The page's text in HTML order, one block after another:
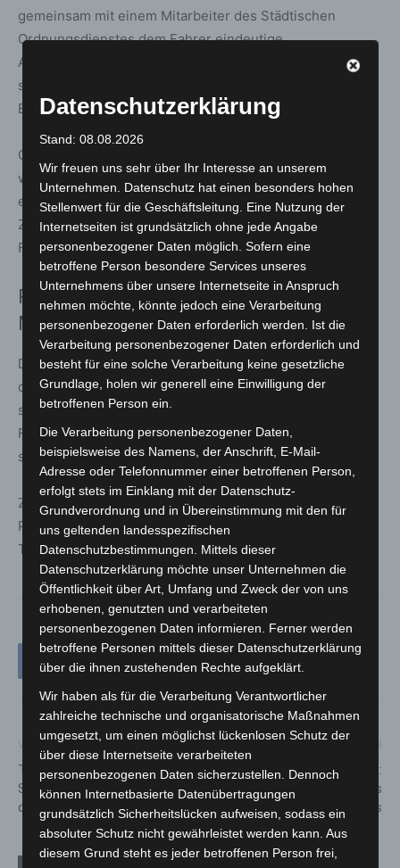
gemeinsam mit einem Mitarbeiter des Städtischen
Ordnungsdienstes dem Fahrer eindeutige
Anhaltezeichen gab. Trotz der klaren Aufforderung
stoppte der BMW erst wenige Meter vor den
Einsatzkräften.
Gegen den 18-Jährigen wurde ein Ermittlungsverfahren
wegen Gefährdung des Straßenverkehrs sowie wegen
eines verbotenen Kraftfahrzeugrennens eingeleitet.
Zudem beschlagnahmten die Einsatzkräfte seinen
Führerschein.
Polizei bittet gefährdete Passanten um
Meldung
Die Polizei sucht nun insbesondere nach Personen, die
durch das Fahrzeug gefährdet wurden und zur Seite
springen mussten. Auch mögliche Videoaufnahmen der
Fahrten könnten für die Ermittlungen von Bedeutung
sein.
Zeuginnen und Zeugen werden gebeten, sich beim
Polizeikommissariat Hannover-Limmer unter der
Telefonnummer0511 109-3915zu melden.
Vorheriger Artikel
Tempo 30 vor Gymnasium:
Stadt passt Beschilderung in
der Theodor-Heuss-Straße an
Interschutz 2026 eröffnet:
Hannover im Fokus des
Bevölkerungsschutzes
Datenschutzerklärung
Stand: 08.08.2026
Wir freuen uns sehr über Ihr Interesse an unserem
Unternehmen. Datenschutz hat einen besonders hohen
Stellenwert für die Geschäftsleitung. Eine Nutzung der
Internetseiten ist grundsätzlich ohne jede Angabe
personenbezogener Daten möglich. Sofern eine
betroffene Person besondere Services unseres
Unternehmens über unsere Internetseite in Anspruch
nehmen möchte, könnte jedoch eine Verarbeitung
personenbezogener Daten erforderlich werden. Ist die
Verarbeitung personenbezogener Daten erforderlich und
besteht für eine solche Verarbeitung keine gesetzliche
Grundlage, holen wir generell eine Einwilligung der
betroffenen Person ein.
Die Verarbeitung personenbezogener Daten,
beispielsweise des Namens, der Anschrift, E-Mail-
Adresse oder Telefonnummer einer betroffenen Person,
erfolgt stets im Einklang mit der Datenschutz-
Grundverordnung und in Übereinstimmung mit den für
uns geltenden landesspezifischen
Datenschutzbestimmungen. Mittels dieser
Datenschutzerklärung möchte unser Unternehmen die
Öffentlichkeit über Art, Umfang und Zweck der von uns
erhobenen, genutzten und verarbeiteten
personenbezogenen Daten informieren. Ferner werden
betroffene Personen mittels dieser Datenschutzerklärung
über die ihnen zustehenden Rechte aufgeklärt.
Wir haben als für die Verarbeitung Verantwortlicher
zahlreiche technische und organisatorische Maßnahmen
umgesetzt, um einen möglichst lückenlosen Schutz der
über diese Internetseite verarbeiteten
personenbezogenen Daten sicherzustellen. Dennoch
können Internetbasierte Datenübertragungen
grundsätzlich Sicherheitslücken aufweisen, sodass ein
absoluter Schutz nicht gewährleistet werden kann. Aus
diesem Grund steht es jeder betroffenen Person frei,